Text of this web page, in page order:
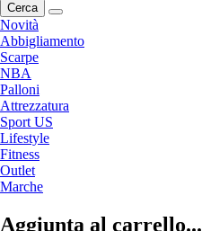
Cerca
Novità
Abbigliamento
Scarpe
NBA
Palloni
Attrezzatura
Sport US
Lifestyle
Fitness
Outlet
Marche
Aggiunta al carrello...